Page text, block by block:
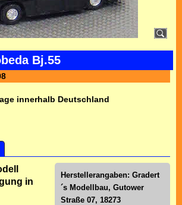
Bj.55
innerhalb Deutschland
Herstellerangaben: Gradert
´s Modellbau, Gutower
Straße 07, 18273
in